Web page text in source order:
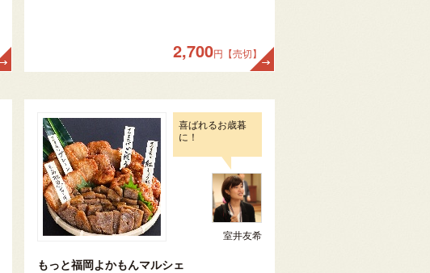
2,700円【売切】
喜ばれるお歳暮
に！
室井友希
もっと福岡よかもんマルシェ